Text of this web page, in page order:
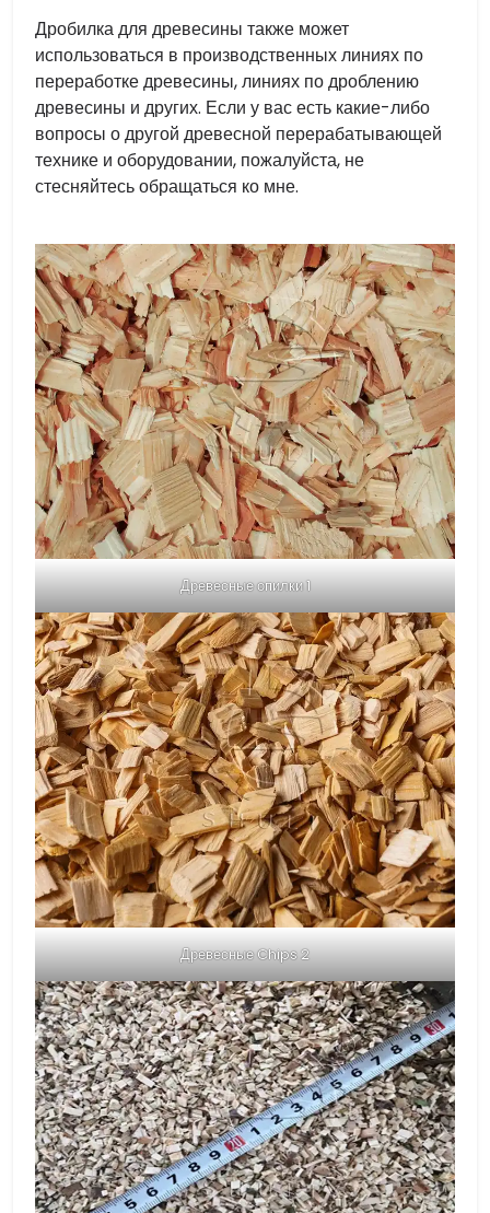
Дробилка для древесины также может
использоваться в производственных линиях по
переработке древесины, линиях по дроблению
древесины и других. Если у вас есть какие-либо
вопросы о другой древесной перерабатывающей
технике и оборудовании, пожалуйста, не
стесняйтесь обращаться ко мне.
Древесные опилки 1
Древесные Chips 2